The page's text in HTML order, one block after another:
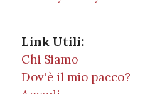
Link Utili:
Chi Siamo
Dov'è il mio pacco?